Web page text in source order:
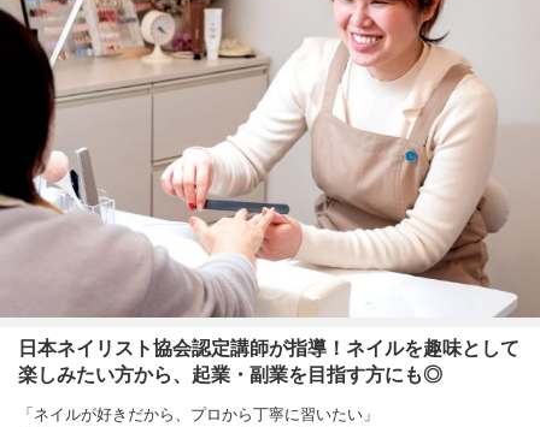
日本ネイリスト協会認定講師が指導！ネイルを趣味として
楽しみたい方から、起業・副業を目指す方にも◎
「ネイルが好きだから、プロから丁寧に習いたい」